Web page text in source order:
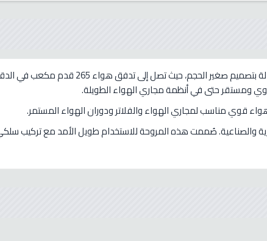
ومستقر حتى في أنظمة مجاري الهواء الطويلة.
قوي مناسب لمجاري الهواء والفلاتر ودوران الهواء المستمر.
والصناعية. صُممت هذه المروحة للاستخدام طويل الأمد مع تركيب